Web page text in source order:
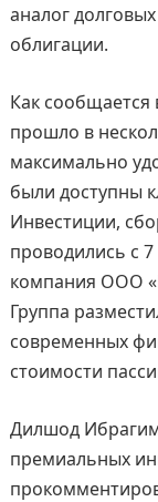
аналог
облигации.
Как
прошло в
максимально
были доступны
Инвестиции,
проводились с
компания ООО
Группа
современных
стоимости
Дилшод
премиальных